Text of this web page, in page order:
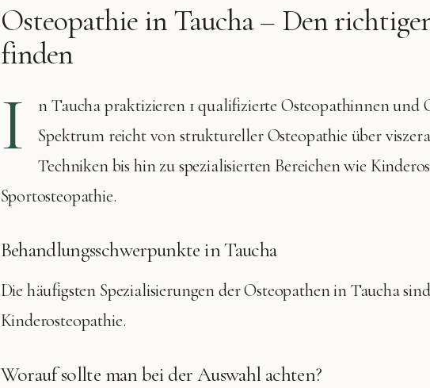
Osteopathie inTaucha– Den
finden
I nTauchapraktizieren 1 qualifizierte Osteopathinnen und
Spektrum reicht von struktureller Osteopathie über
Techniken bis hin zu spezialisierten Bereichen wie
Sportosteopathie.
Behandlungsschwerpunkte inTaucha
Die häufigsten Spezialisierungen der Osteopathen inTauchasind
Kinderosteopathie.
Worauf sollte man bei der Auswahl achten?